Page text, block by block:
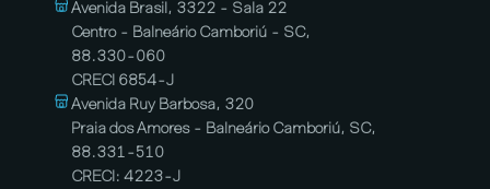
Avenida Brasil, 3322 - Sala 22
Centro - Balneário Camboriú - SC,
88.330-060
CRECI 6854-J
Avenida Ruy Barbosa, 320
Praia dos Amores - Balneário Camboriú, SC,
88.331-510
CRECI: 4223-J